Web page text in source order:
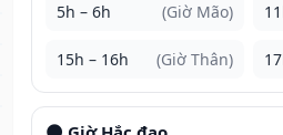
5h – 6h (Giờ Mão)
15h – 16h (Giờ Thân)